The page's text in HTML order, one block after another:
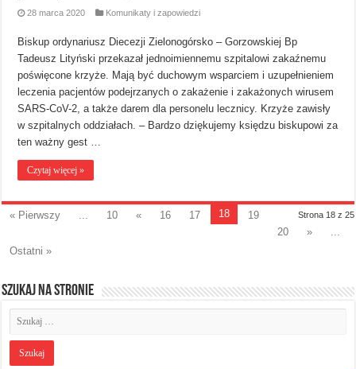
28 marca 2020 Komunikaty i zapowiedzi
Biskup ordynariusz Diecezji Zielonogórsko – Gorzowskiej Bp
Tadeusz Lityński przekazał jednoimiennemu szpitalowi zakaźnemu
poświęcone krzyże. Mają być duchowym wsparciem i uzupełnieniem
leczenia pacjentów podejrzanych o zakażenie i zakażonych wirusem
SARS-CoV-2, a także darem dla personelu lecznicy. Krzyże zawisły
w szpitalnych oddziałach. – Bardzo dziękujemy księdzu biskupowi za
ten ważny gest …
Czytaj więcej »
Strona 18 z 25
« Pierwszy ... 10 « 16 17 18
19
20
»
...
Ostatni »
Szukaj na stronie